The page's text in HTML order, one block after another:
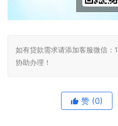
如有贷款需求请添加客服微信
协助办理！
赞 (0)